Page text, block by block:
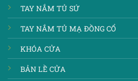
TAY NẮM TỦ SỨ
TAY NẮM TỦ MẠ ĐỒNG CỔ
KHÓA CỬA
BẢN LỀ CỬA